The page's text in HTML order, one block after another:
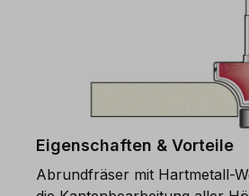
Eigenschaften & Vorteile
Abrundfräser mit Hartmetall-